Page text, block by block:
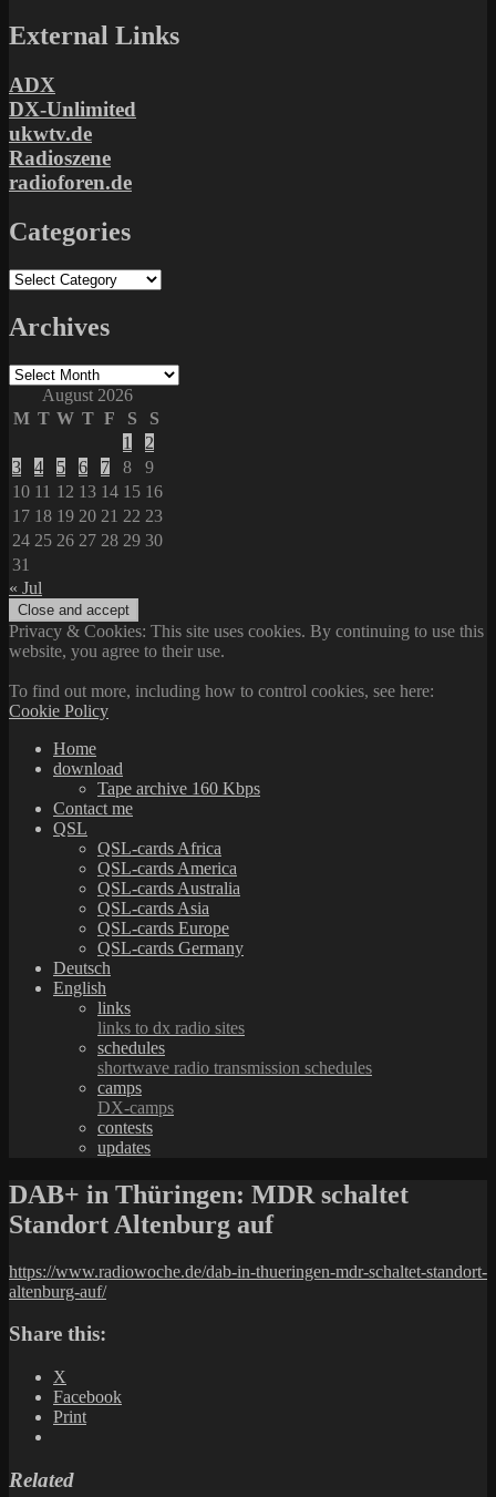
External Links
ADX
DX-Unlimited
ukwtv.de
Radioszene
radioforen.de
Categories
Categories
Archives
Archives
August 2026
M T W T F S
S
1
2
3
4 5 6 7 8
9
10 11 12 13 14 15 16
17 18 19 20 21 22 23
24 25 26 27 28 29 30
31
« Jul
Privacy & Cookies: This site uses cookies. By continuing to use this
website, you agree to their use.
To find out more, including how to control cookies, see here:
Cookie Policy
Home
download
Tape archive 160 Kbps
Contact me
QSL
QSL-cards Africa
QSL-cards America
QSL-cards Australia
QSL-cards Asia
QSL-cards Europe
QSL-cards Germany
Deutsch
English
links
links to dx radio sites
schedules
shortwave radio transmission schedules
camps
DX-camps
contests
updates
DAB+ in Thüringen: MDR schaltet
Standort Altenburg auf
https://www.radiowoche.de/dab-in-thueringen-mdr-schaltet-standort-
altenburg-auf/
Share this:
X
Facebook
Print
Related